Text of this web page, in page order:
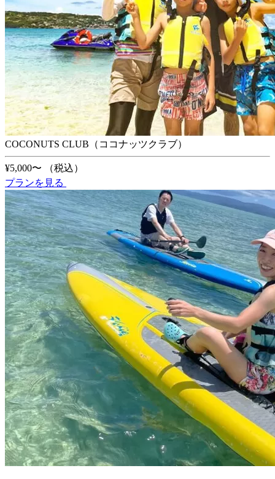
COCONUTS CLUB（ココナッツクラブ）
¥5,000〜
（税込）
プランを見る